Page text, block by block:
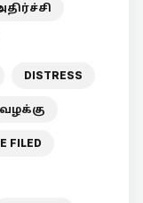
DISTRESS
வழக்கு
FILED